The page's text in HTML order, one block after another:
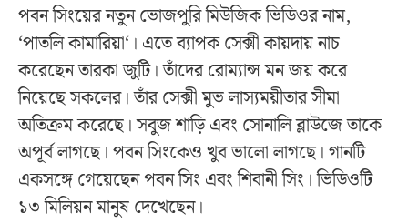
পবন সিংয়ের নতুন ভোজপুরি মিউজিক ভিডিওর নাম,
‘পাতলি কামারিয়া‘। এতে ব্যাপক সেক্সী কায়দায় নাচ
করেছেন তারকা জুটি। তাঁদের রোম্যান্স মন জয় করে
নিয়েছে সকলের। তাঁর সেক্সী মুভ লাস্যময়ীতার সীমা
অতিক্রম করেছে। সবুজ শাড়ি এবং সোনালি ব্লাউজে তাকে
অপূর্ব লাগছে। পবন সিংকেও খুব ভালো লাগছে। গানটি
একসঙ্গে গেয়েছেন পবন সিং এবং শিবানী সিং। ভিডিওটি
১৩ মিলিয়ন মানুষ দেখেছেন।